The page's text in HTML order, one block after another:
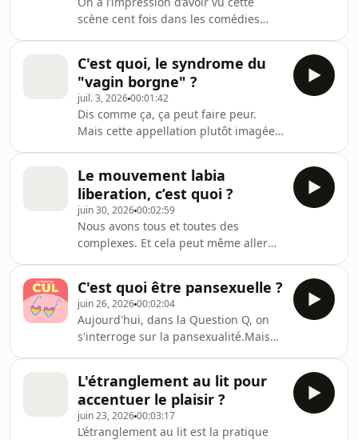
Audion. Visitez
https://www.audion.fm/fr/privacy-
policy pour plus d’informations.
scène cent fois dans les comédies
sautent dessus. Le sexe est intense, et
une fois le rapport terminé, tout
semble aller mieux. Mais pourquoi ?
On t'explique ça. Hébergé par Audion.
Visitez
https://www.audion.fm/fr/privacy-
policy pour plus d’informations.
C'est quoi, le syndrome du
"vagin borgne" ?
juil. 3, 202600:01:42
Dis comme ça, ça peut faire peur.
Mais cette appellation plutôt imagée
Question Cul. Hébergé par Audion.
Visitez
https://www.audion.fm/fr/privacy-
policy pour plus d’informations.
Le mouvement labia
liberation, c’est quoi ?
juin 30, 202600:02:59
Nous avons tous et toutes des
complexes. Et cela peut même aller
couleur… Les vulves sont nombreuses
et toutes différentes. Et si vous avez
du mal à accepter la vôtre, voici un
mouvement qui va vous aider : le
«&nbsp;labia&nbsp;liberation
».&nbsp; Hébergé par Audion. Visitez
https://www.audion.fm/fr/privacy-
policy pour plus d’informati
C'est quoi être pansexuelle ?
juin 26, 202600:02:04
Aujourd'hui, dans la Question Q, on
s'interroge sur la pansexualité.Mais
Visitez
https://www.audion.fm/fr/privacy-
policy pour plus d’informations.
L'étranglement au lit pour
accentuer le plaisir ?
juin 23, 202600:03:17
L’étranglement au lit est la pratique